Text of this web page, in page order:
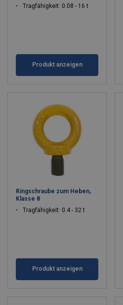
Tragfähigkeit: 0.08 - 16 t
Produkt anzeigen
Ringschraube zum Heben,
Klasse 8
Tragfähigkeit: 0.4 - 32 t
Produkt anzeigen